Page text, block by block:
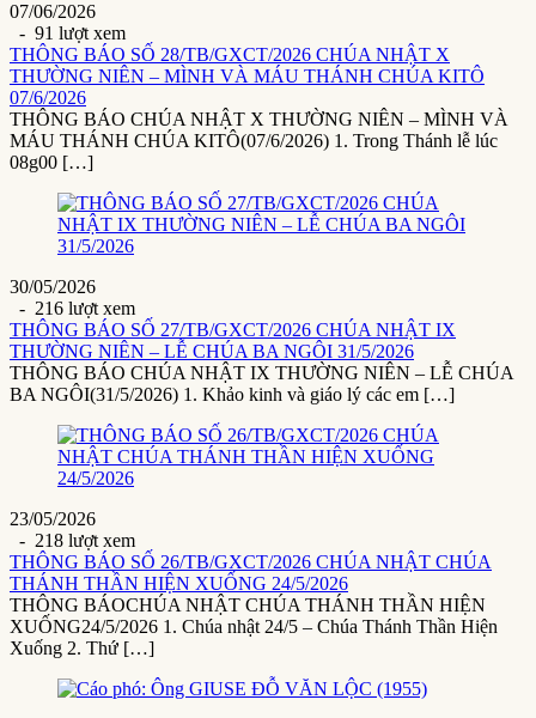
07/06/2026
- 91 lượt xem
THÔNG BÁO SỐ 28/TB/GXCT/2026 CHÚA NHẬT X
THƯỜNG NIÊN – MÌNH VÀ MÁU THÁNH CHÚA KITÔ
07/6/2026
THÔNG BÁO CHÚA NHẬT X THƯỜNG NIÊN – MÌNH VÀ
MÁU THÁNH CHÚA KITÔ(07/6/2026) 1. Trong Thánh lễ lúc
08g00 […]
30/05/2026
- 216 lượt xem
THÔNG BÁO SỐ 27/TB/GXCT/2026 CHÚA NHẬT IX
THƯỜNG NIÊN – LỄ CHÚA BA NGÔI 31/5/2026
THÔNG BÁO CHÚA NHẬT IX THƯỜNG NIÊN – LỄ CHÚA
BA NGÔI(31/5/2026) 1. Khảo kinh và giáo lý các em […]
23/05/2026
- 218 lượt xem
THÔNG BÁO SỐ 26/TB/GXCT/2026 CHÚA NHẬT CHÚA
THÁNH THẦN HIỆN XUỐNG 24/5/2026
THÔNG BÁOCHÚA NHẬT CHÚA THÁNH THẦN HIỆN
XUỐNG24/5/2026 1. Chúa nhật 24/5 – Chúa Thánh Thần Hiện
Xuống 2. Thứ […]